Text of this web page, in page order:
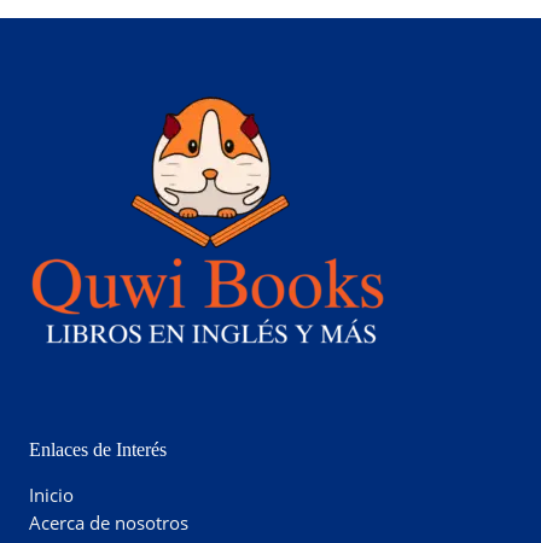
Enlaces de Interés
Inicio
Acerca de nosotros